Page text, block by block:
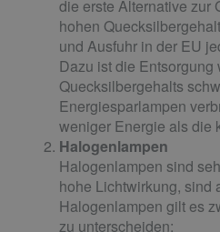
die erste Alternative zur
hohen
und Ausfuhr in der EU
Dazu ist die Entsorgung
Quecksilbergehalts
Energiesparlampen
weniger Energie als die
Halogenlampen
Halogenlampen sind
hohe Lichtwirkung, sind
Halogenlampen gilt es
zu unterscheiden: